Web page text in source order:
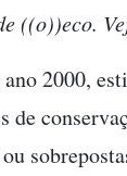
((o))eco.
2000,